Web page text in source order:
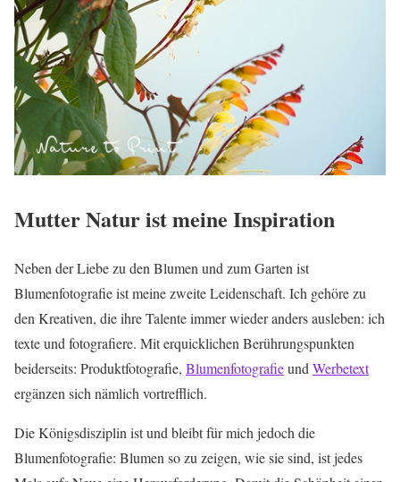
Mutter Natur ist meine Inspiration
Neben der Liebe zu den Blumen und zum Garten ist
Blumenfotografie ist meine zweite Leidenschaft. Ich gehöre zu
den Kreativen, die ihre Talente immer wieder anders ausleben: ich
texte und fotografiere. Mit erquicklichen Berührungspunkten
beiderseits: Produktfotografie, Blumenfotografieund Werbetext
ergänzen sich nämlich vortrefflich.
Die Königsdisziplin ist und bleibt für mich jedoch die
Blumenfotografie: Blumen so zu zeigen, wie sie sind, ist jedes